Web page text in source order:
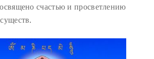
счастью и просветлению